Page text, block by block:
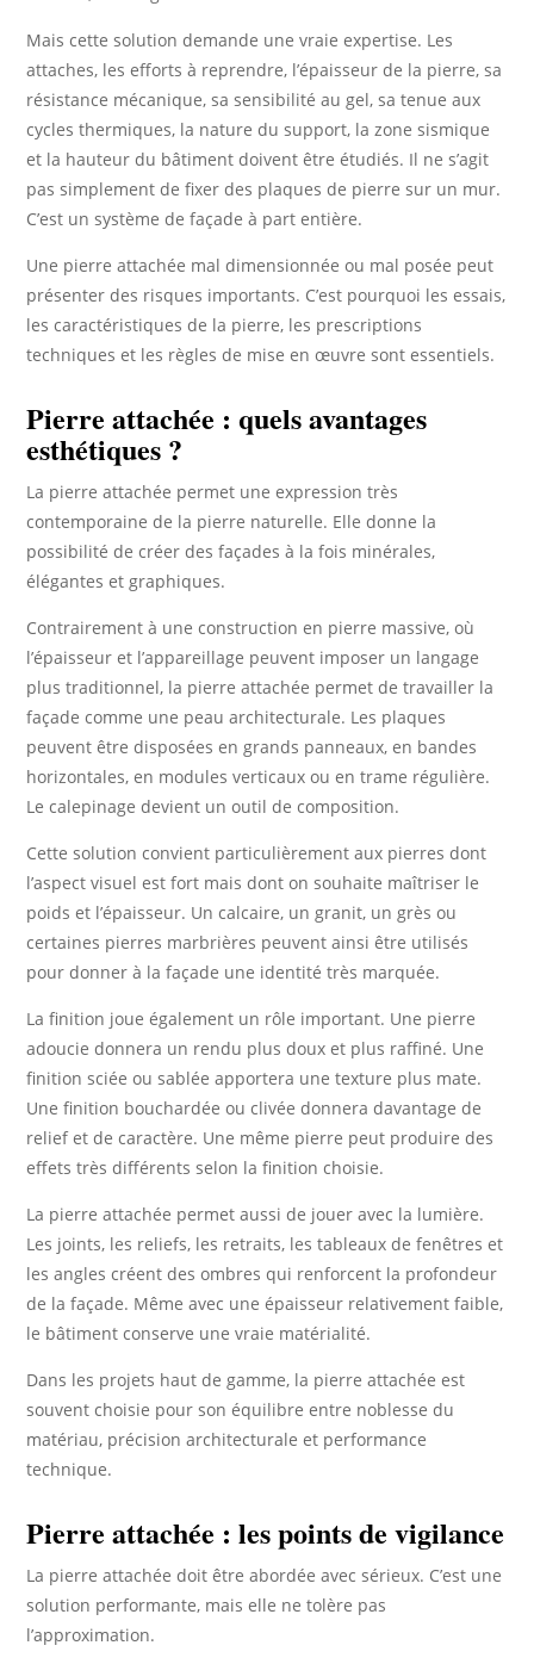
Mais cette solution demande une vraie expertise. Les
attaches, les efforts à reprendre, l’épaisseur de la pierre, sa
résistance mécanique, sa sensibilité au gel, sa tenue aux
cycles thermiques, la nature du support, la zone sismique
et la hauteur du bâtiment doivent être étudiés. Il ne s’agit
pas simplement de fixer des plaques de pierre sur un mur.
C’est un système de façade à part entière.
Une pierre attachée mal dimensionnée ou mal posée peut
présenter des risques importants. C’est pourquoi les essais,
les caractéristiques de la pierre, les prescriptions
techniques et les règles de mise en œuvre sont essentiels.
Pierre attachée : quels avantages
esthétiques ?
La pierre attachée permet une expression très
contemporaine de la pierre naturelle. Elle donne la
possibilité de créer des façades à la fois minérales,
élégantes et graphiques.
Contrairement à une construction en pierre massive, où
l’épaisseur et l’appareillage peuvent imposer un langage
plus traditionnel, la pierre attachée permet de travailler la
façade comme une peau architecturale. Les plaques
peuvent être disposées en grands panneaux, en bandes
horizontales, en modules verticaux ou en trame régulière.
Le calepinage devient un outil de composition.
Cette solution convient particulièrement aux pierres dont
l’aspect visuel est fort mais dont on souhaite maîtriser le
poids et l’épaisseur. Un calcaire, un granit, un grès ou
certaines pierres marbrières peuvent ainsi être utilisés
pour donner à la façade une identité très marquée.
La finition joue également un rôle important. Une pierre
adoucie donnera un rendu plus doux et plus raffiné. Une
finition sciée ou sablée apportera une texture plus mate.
Une finition bouchardée ou clivée donnera davantage de
relief et de caractère. Une même pierre peut produire des
effets très différents selon la finition choisie.
La pierre attachée permet aussi de jouer avec la lumière.
Les joints, les reliefs, les retraits, les tableaux de fenêtres et
les angles créent des ombres qui renforcent la profondeur
de la façade. Même avec une épaisseur relativement faible,
le bâtiment conserve une vraie matérialité.
Dans les projets haut de gamme, la pierre attachée est
souvent choisie pour son équilibre entre noblesse du
matériau, précision architecturale et performance
technique.
Pierre attachée : les points de vigilance
La pierre attachée doit être abordée avec sérieux. C’est une
solution performante, mais elle ne tolère pas
l’approximation.